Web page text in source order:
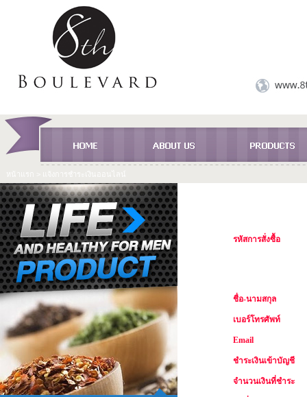
หน้าแรก > แจ้งการชำระเงินออนไลน์
รหัสการสั่งซื้อ
ชื่อ-นามสกุล
เบอร์โทรศัพท์
Email
ชำระเงินเข้าบัญชี
จำนวนเงินที่ชำระ